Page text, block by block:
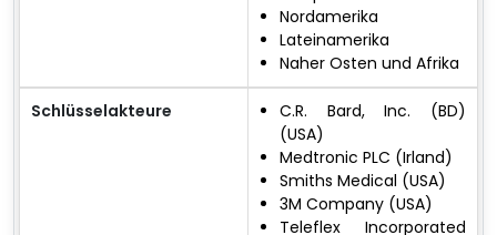
Nordamerika
Lateinamerika
Naher Osten und Afrika
Schlüsselakteure
C.R. Bard, Inc. (BD)
(USA)
Medtronic PLC (Irland)
Smiths Medical (USA)
3M Company (USA)
Teleflex Incorporated